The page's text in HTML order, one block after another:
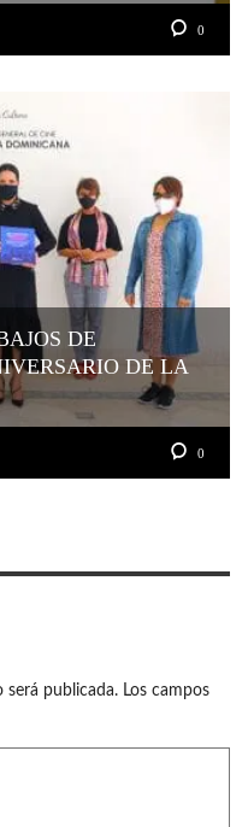
0
DE
DE LA
0
será publicada. Los campos